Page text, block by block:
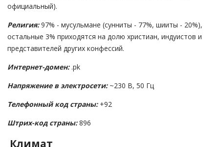
официальный).
Религия:97% - мусульмане (сунниты - 77%, шииты - 20%),
остальные 3% приходятся на долю христиан, индуистов и
представителей других конфессий.
Интернет-домен:.pk
Напряжение в электросети:~230 В, 50 Гц
Телефонный код страны:+92
Штрих-код страны: 896
Климат